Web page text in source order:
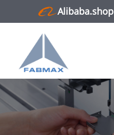
Alibaba.shop
Главная
Продукция
Новости
О нас
Контактная информация